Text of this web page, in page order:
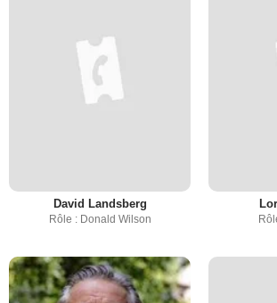
David Landsberg
Rôle : Donald Wilson